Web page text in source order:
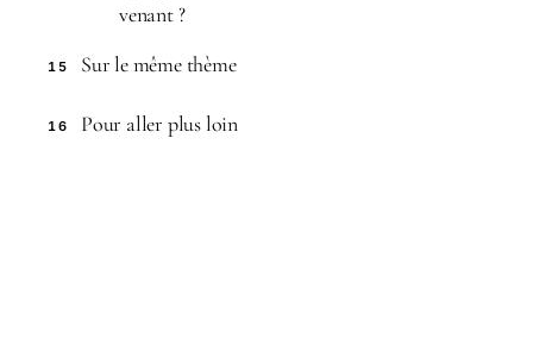
venant ?
15 Sur le même thème
16 Pour aller plus loin